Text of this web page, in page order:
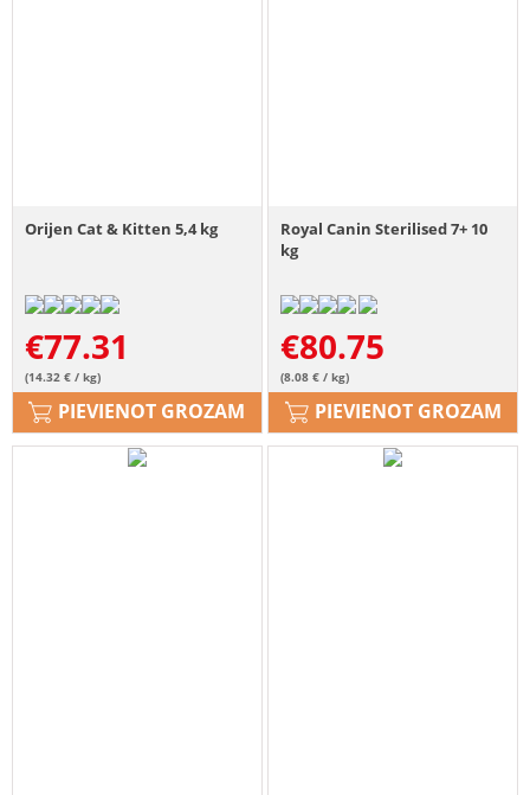
Orijen Cat & Kitten 5,4 kg
€77.31
(14.32 € / kg)
PIEVIENOT GROZAM
Royal Canin Sterilised 7+ 10
kg
€80.75
(8.08 € / kg)
PIEVIENOT GROZAM